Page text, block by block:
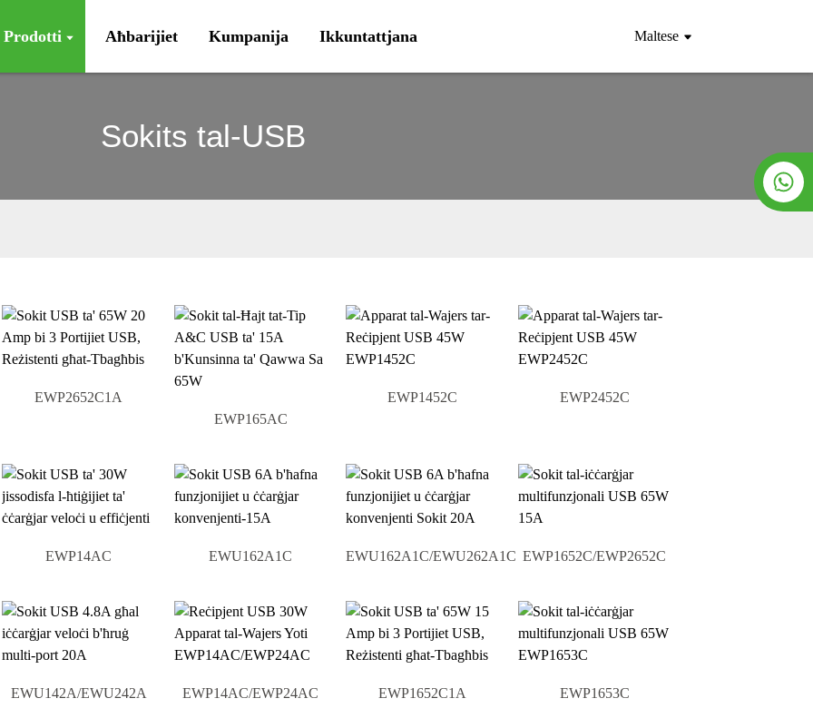
Prodotti Aħbarijiet Kumpanija Ikkuntattjana Maltese
Sokits tal-USB
EWP2652C1A
EWP165AC
EWP1452C EWP2452C
EWP14AC EWU162A1C EWU162A1C/EWU262A1C EWP1652C/EWP2652C
EWU142A/EWU242A EWP14AC/EWP24AC EWP1652C1A EWP1653C